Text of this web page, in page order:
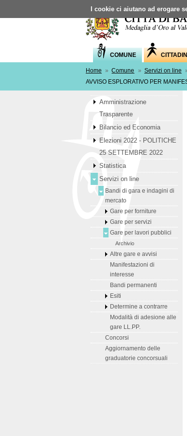
COMUNE
Home » Comune » Servizi on line
AVVISO ESPLORATIVO PER
Amministrazione
Trasparente
Bilancio ed Economia
Elezioni 2022 - POLITICHE
25 SETTEMBRE 2022
Statistica
Servizi on line
Bandi di gara e indagini di
mercato
Gare per forniture
Gare per servizi
Gare per lavori pubblici
Archivio
Altre gare e avvisi
Manifestazioni di
interesse
Bandi permanenti
Esiti
Determine a contrarre
Modalità di adesione alle
gare LL.PP.
Concorsi
Aggiornamento delle
graduatorie concorsuali
I cookie ci aiutano ad erogare